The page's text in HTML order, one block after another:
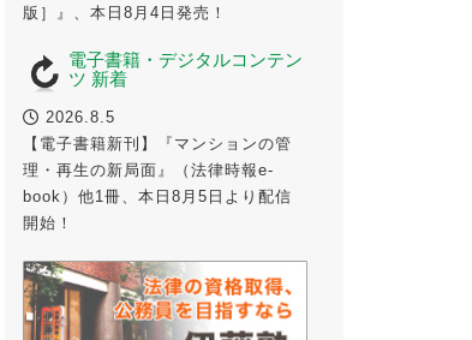
版］』、本日8月4日発売！
電子書籍・デジタルコンテン
ツ 新着
2026.8.5
【電子書籍新刊】『マンションの管
理・再生の新局面』（法律時報e-
book）他1冊、本日8月5日より配信
開始！